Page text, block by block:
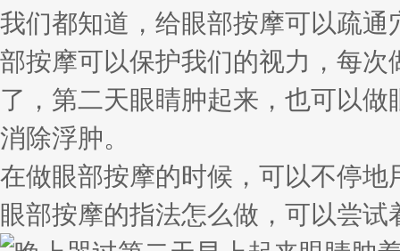
我们都知道，给眼部按摩可以疏
部按摩可以保护我们的视力，每
了，第二天眼睛肿起来，也可以
消除浮肿。
在做眼部按摩的时候，可以不停
眼部按摩的指法怎么做，可以尝